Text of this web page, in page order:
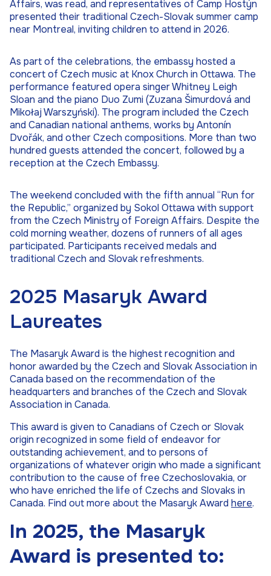
Affairs, was read, and representatives of Camp Hostýn
presented their traditional Czech-Slovak summer camp
near Montreal, inviting children to attend in 2026.
As part of the celebrations, the embassy hosted a
concert of Czech music at Knox Church in Ottawa. The
performance featured opera singer Whitney Leigh
Sloan and the piano Duo Zumi (Zuzana Šimurdová and
Mikołaj Warszyński). The program included the Czech
and Canadian national anthems, works by Antonín
Dvořák, and other Czech compositions. More than two
hundred guests attended the concert, followed by a
reception at the Czech Embassy.
The weekend concluded with the fifth annual “Run for
the Republic,” organized by Sokol Ottawa with support
from the Czech Ministry of Foreign Affairs. Despite the
cold morning weather, dozens of runners of all ages
participated. Participants received medals and
traditional Czech and Slovak refreshments.
2025 Masaryk Award
Laureates
The Masaryk Award is the highest recognition and
honor awarded by the Czech and Slovak Association in
Canada based on the recommendation of the
headquarters and branches of the Czech and Slovak
Association in Canada.
This award is given to Canadians of Czech or Slovak
origin recognized in some field of endeavor for
outstanding achievement, and to persons of
organizations of whatever origin who made a significant
contribution to the cause of free Czechoslovakia, or
who have enriched the life of Czechs and Slovaks in
Canada. Find out more about the Masaryk Award here.
In 2025, the Masaryk
Award is presented to: